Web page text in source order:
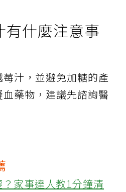
有什麼注意事
汁，並避免加糖的產
藥物，建議先諮詢醫
家事達人教1分鐘清